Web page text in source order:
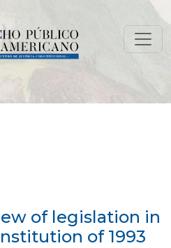
in the peruvian
of legislation in
of 1993